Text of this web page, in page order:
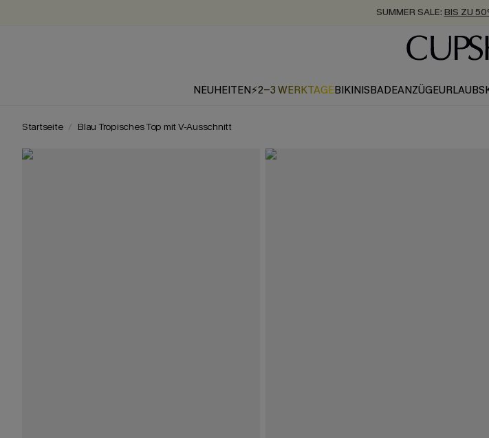
SUMMER SALE: BIS ZU
ZUM NEWSLETTER:BIS ZU -20%
KOSTENLOSER
NEUHEITEN⚡2-3 WERKTAGEBIKINISBADEANZÜGE
Startseite Blau Tropisches Top mit V-Ausschnitt